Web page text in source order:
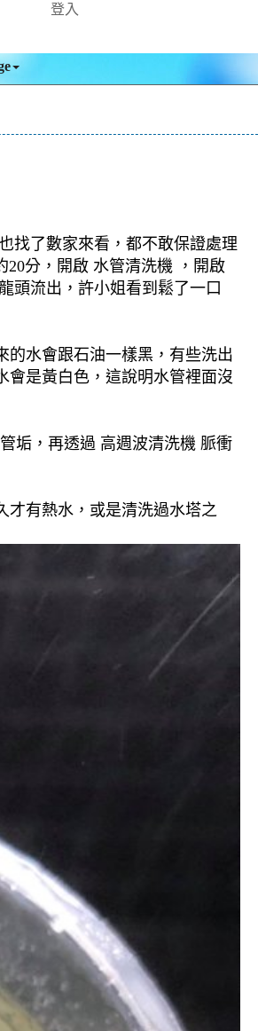
登入
找了數家來看，都不敢保證處理
分，開啟 水管清洗機 ，開啟
頭流出，許小姐看到鬆了一口
的水會跟石油一樣黑，有些洗出
會是黃白色，這說明水管裡面沒
垢，再透過 高週波清洗機 脈衝
才有熱水，或是清洗過水塔之